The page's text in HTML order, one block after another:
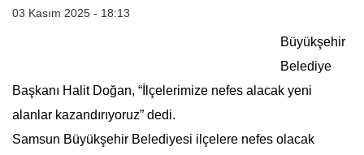
03 Kasım 2025 - 18:13
Büyükşehir
Belediye
Başkanı Halit Doğan, “İlçelerimize nefes alacak yeni
alanlar kazandırıyoruz” dedi.
Samsun Büyükşehir Belediyesi ilçelere nefes olacak